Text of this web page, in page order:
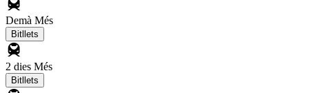
Demà Més
Bitllets
2 dies Més
Bitllets